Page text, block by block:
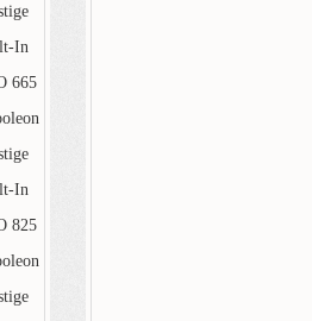
In
665
In
825